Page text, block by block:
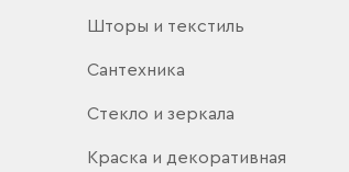
Шторы и текстиль
Сантехника
Стекло и зеркала
Краска и декоративная